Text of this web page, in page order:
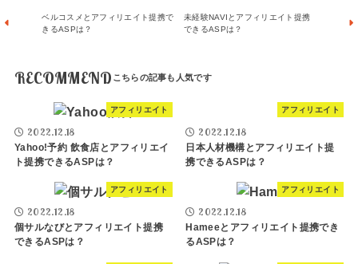
ベルコスメとアフィリエイト提携で
きるASPは？
未経験NAVIとアフィリエイト提携
できるASPは？
RECOMMEND
アフィリエイト
2022.12.18
Yahoo!予約 飲食店とアフィリエイ
ト提携できるASPは？
アフィリエイト
2022.12.18
日本人材機構とアフィリエイト提
携できるASPは？
アフィリエイト
2022.12.18
個サルなびとアフィリエイト提携
できるASPは？
アフィリエイト
2022.12.18
Hameeとアフィリエイト提携でき
るASPは？